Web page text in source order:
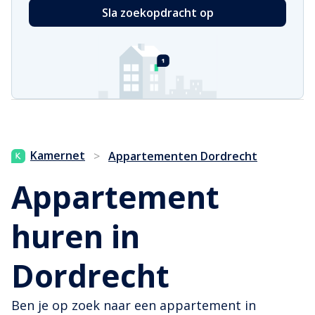
Sla zoekopdracht op
Kamernet > Appartementen Dordrecht
Appartement
huren in
Dordrecht
Ben je op zoek naar een appartement in